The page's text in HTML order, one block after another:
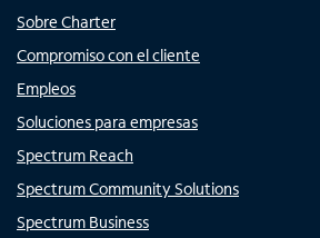
Sobre Charter
Compromiso con el cliente
Empleos
Soluciones para empresas
Spectrum Reach
Spectrum Community Solutions
Spectrum Business